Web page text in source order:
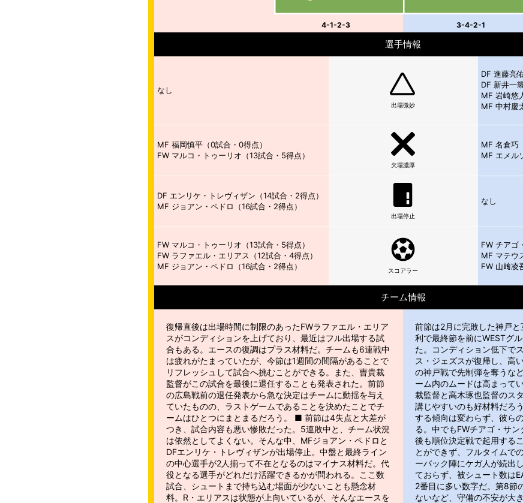
4-1-2-3 3-4-2-1
選手情報
なし
出場微妙
DF 進藤亮
DF 新井一
MF 岩崎悠
MF 中村慶
MF 福岡慎平（0試合・0得点）
FW マルコ・トゥーリオ（13試合・5得点）
欠場濃厚
MF 名倉巧
MF エメル
DF エンリケ・トレヴィザン（14試合・2得点）
MF ジョアン・ペドロ（16試合・2得点）
出場停止
なし
FW マルコ・トゥーリオ（13試合・5得点）
FW ラファエル・エリアス（12試合・4得点）
MF ジョアン・ペドロ（16試合・2得点）
スコアラー
FW チアゴ
MF マテウ
FW 山﨑凌
チーム情報
復帰直後は出場時間に制限のあったFWラファエル・エリア
スがコンディションを上げており、最近はフル出場する試
合もある。エースの復調はプラス材料だ。チームも6連戦中
は疲れがたまっていたが、今節は1週間の間隔があることで
リフレッシュして試合へ挑むことができる。また、曺貴裁
監督がこの試合を最後に退任することも発表された。前節
の広島戦前の退任発表から急な決定はチームに動揺を与え
ていたものの、ラストゲームであることを決めたことでチ
ームはひとつにまとまるだろう。 ■ 前節は4失点と大差が
つき、試合内容も悪い惨敗だった。5連敗中と、チーム状況
は依然としてよくない。そんな中、MFジョアン・ペドロと
DFエンリケ・トレヴィザンが出場停止。中盤と最終ライン
の中心選手が2人揃って不在となるのはマイナス材料だ。代
役となる選手がどれだけ活躍できるかが問われる。ここ数
試合、シュートまで持ち込む場面が少ないことも懸念材
料。R・エリアスは状態が上向いているが、そんなエースを
前節は2月に完敗した神戸
利で最終節を前にWESTグ
た。コンディション低下で
ス・ジェズスが復帰し、高
の神戸戦で先制弾を奪うな
ーム内のムードは高まって
裁監督と高木琢也監督のス
講じやすいのも好材料だろ
する傾向は変わらず、彼ら
る。中でもFWチアゴ・サ
後も順位決定戦で起用する
とができず、フルタイムで
ーバック陣にケガ人が続出
ておらず、被シュート数は
2番目に多い数字だ。第8節
ないなど、守備の不安が大